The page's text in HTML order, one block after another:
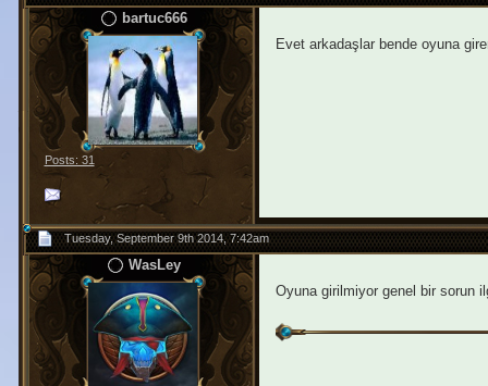
bartuc666
Posts: 31
Evet arkadaşlar bende oyuna
Tuesday, September 9th 2014, 7:42am
WasLey
Oyuna girilmiyor genel bir sorun